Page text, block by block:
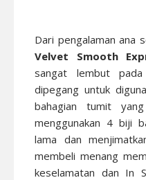
Dari pengalaman ana
Velvet Smooth
sangat lembut
dipegang untuk
bahagian tumit
menggunakan 4 biji
lama dan
membeli menang
keselamatan dan In